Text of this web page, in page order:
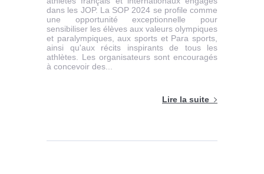
dans les JOP. La SOP 2024 se profile comme
une opportunité exceptionnelle pour
sensibiliser les élèves aux valeurs olympiques
et paralympiques, aux sports et Para sports,
ainsi qu'aux récits inspirants de tous les
athlètes. Les organisateurs sont encouragés
à concevoir des...
Lire la suite